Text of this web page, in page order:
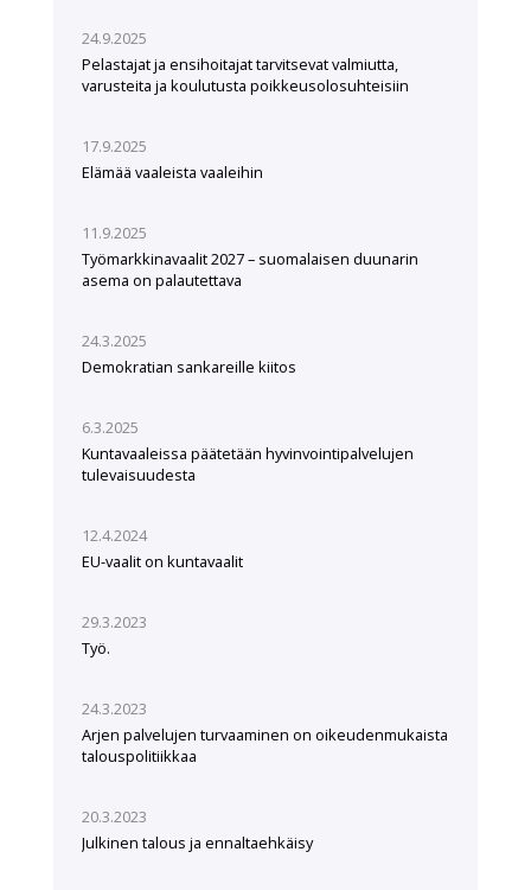
24.9.2025
Pelastajat ja ensihoitajat tarvitsevat valmiutta,
varusteita ja koulutusta poikkeusolosuhteisiin
17.9.2025
Elämää vaaleista vaaleihin
11.9.2025
Työmarkkinavaalit 2027 – suomalaisen duunarin
asema on palautettava
24.3.2025
Demokratian sankareille kiitos
6.3.2025
Kuntavaaleissa päätetään hyvinvointipalvelujen
tulevaisuudesta
12.4.2024
EU-vaalit on kuntavaalit
29.3.2023
Työ.
24.3.2023
Arjen palvelujen turvaaminen on oikeudenmukaista
talouspolitiikkaa
20.3.2023
Julkinen talous ja ennaltaehkäisy